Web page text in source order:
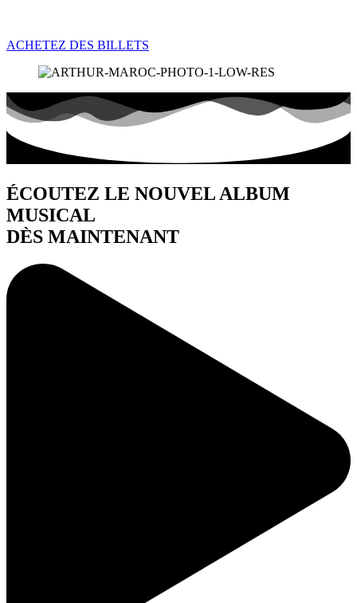
ACHETEZ DES BILLETS
ÉCOUTEZ LE NOUVEL ALBUM
MUSICAL
DÈS MAINTENANT